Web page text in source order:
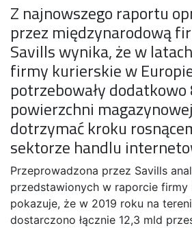
Z najnowszego raportu
przez międzynarodową
Savills wynika, że w
firmy kurierskie w
potrzebowały
powierzchni
dotrzymać kroku
sektorze handlu
Przeprowadzona przez Savills
przedstawionych w raporcie firmy
pokazuje, że w 2019 roku na
dostarczono łącznie 12,3 mld